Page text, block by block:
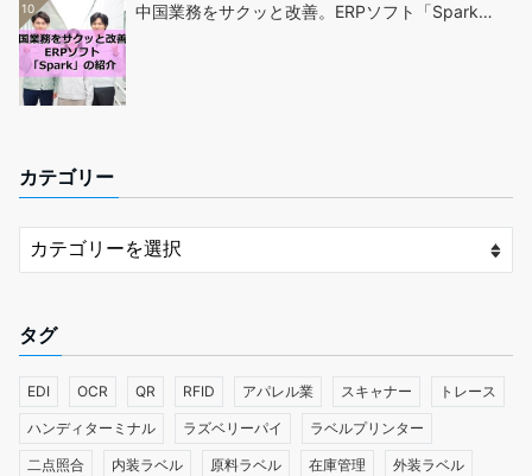
10 中国業務をサクッと改善。ERPソフト「Spark…
カテゴリー
タグ
EDI OCR QR RFID アパレル業 スキャナー トレース
ハンディターミナル ラズベリーパイ ラベルプリンター
二点照合 内装ラベル 原料ラベル 在庫管理 外装ラベル